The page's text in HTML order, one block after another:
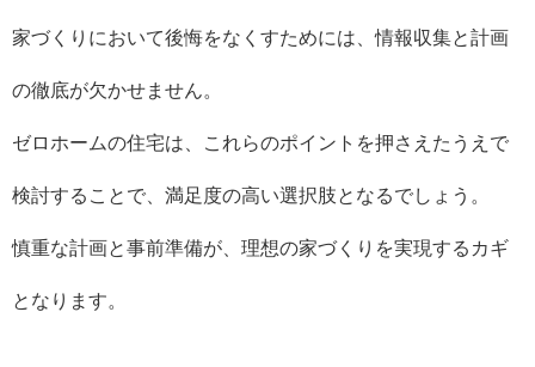
家づくりにおいて後悔をなくすためには、情報収集と計画
の徹底が欠かせません。
ゼロホームの住宅は、これらのポイントを押さえたうえで
検討することで、満足度の高い選択肢となるでしょう。
慎重な計画と事前準備が、理想の家づくりを実現するカギ
となります。